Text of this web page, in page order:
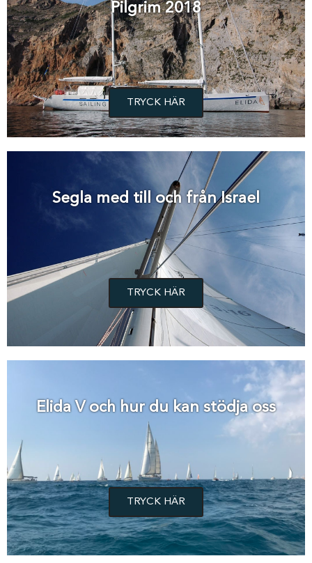
Pilgrim 2018
TRYCK HÄR
Segla med till och från Israel
TRYCK HÄR
Elida V och hur du kan stödja oss
TRYCK HÄR